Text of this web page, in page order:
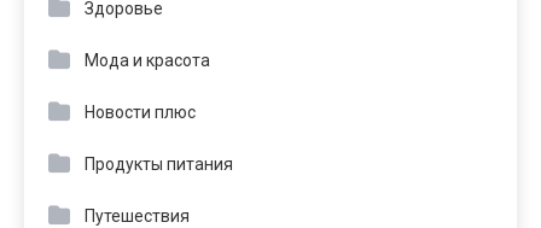
Здоровье
Мода и красота
Новости плюс
Продукты питания
Путешествия